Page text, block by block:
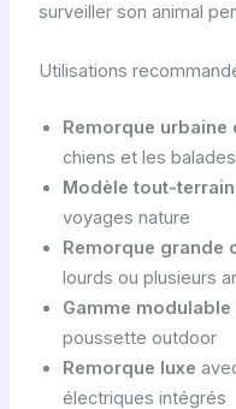
surveiller son animal
Utilisations
Remorque urbaine
chiens et les
Modèle tout-terrain
voyages nature
Remorque grande
lourds ou plusieurs
Gamme modulable
poussette outdoor
Remorque luxe
électriques intégrés